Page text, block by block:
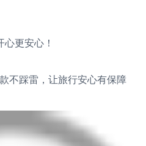
更安心！
不踩雷，让旅行安心有保障